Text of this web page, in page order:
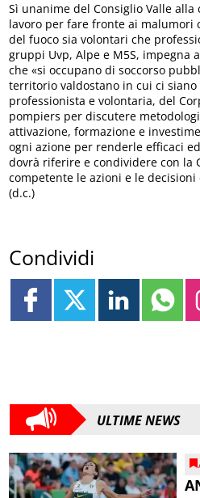
Sì unanime del Consiglio Valle
lavoro per fare fronte ai malumori
del fuoco sia volontari che
gruppi Uvp, Alpe e M5S, impegna
che «si occupano di soccorso
territorio valdostano in cui ci
professionista e volontaria, del
pompiers per discutere
attivazione, formazione e
ogni azione per renderle efficaci
dovrà riferire e condividere con la
competente le azioni e le decisioni
(d.c.)
Condividi
ULTIME NEWS